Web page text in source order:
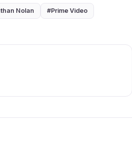
Nolan #Prime Video